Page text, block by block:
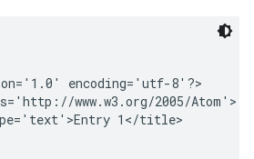
encoding='utf-8'?>
www.w3.org/2005/Atom'>
1</title>